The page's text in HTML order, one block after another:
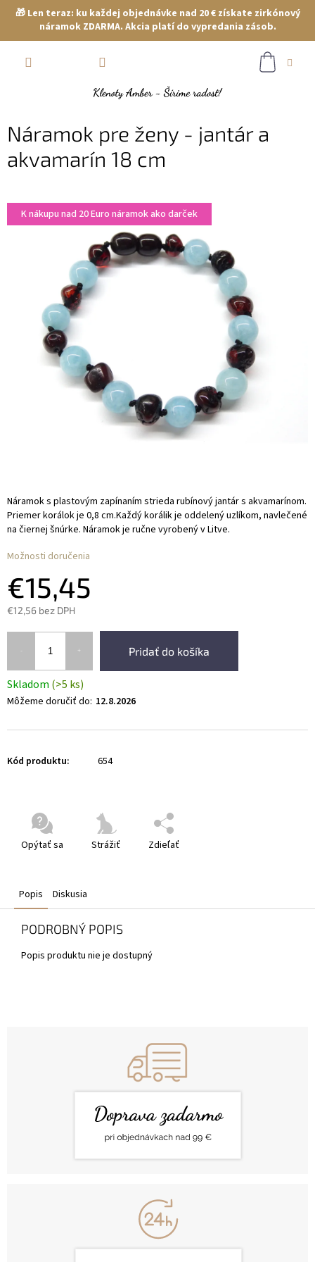
🎁 Len teraz: ku každej objednávke nad 20 € získate zirkónový
náramok ZDARMA. Akcia platí do vypredania zásob.
Náramok pre ženy - jantár a
akvamarín 18 cm
K nákupu nad 20 Euro náramok ako darček
€15,45
€12,56 bez DPH
Pridať do košíka
Skladom (>5 ks)
Môžeme doručiť do: 12.8.2026
Možnosti doručenia
Náramok s plastovým zapínaním strieda rubínový jantár s akvamarínom.
Priemer korálok je 0,8 cm.Každý korálik je oddelený uzlíkom, navlečené
na čiernej šnúrke. Náramok je ručne vyrobený v Litve.
Opýtať sa Strážiť Zdieľať
Kód produktu: 654
Popis Diskusia
PODROBNÝ POPIS
Popis produktu nie je dostupný